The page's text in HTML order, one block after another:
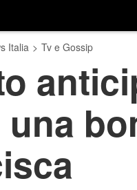
Italia > Tv e Gossip